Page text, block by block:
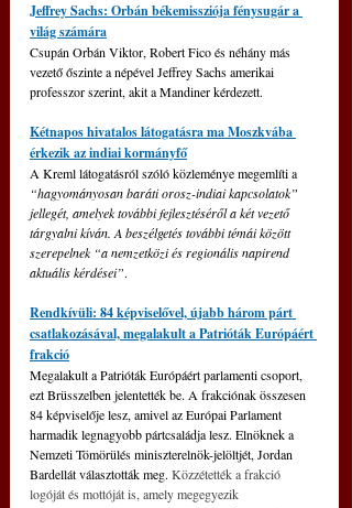
Jeffrey Sachs: Orbán békemissziója fénysugár a
világ számára
Csupán Orbán Viktor, Robert Fico és néhány más
vezető őszinte a népével Jeffrey Sachs amerikai
professzor szerint, akit a Mandiner kérdezett.
Kétnapos hivatalos látogatásra ma Moszkvába
érkezik az indiai kormányfő
A Kreml látogatásról szóló közleménye megemlíti a
“hagyományosan baráti orosz-indiai kapcsolatok”
jellegét, amelyek további fejlesztéséről a két vezető
tárgyalni kíván. A beszélgetés további témái között
szerepelnek “a nemzetközi és regionális napirend
aktuális kérdései”.
Rendkívüli: 84 képviselővel, újabb három párt
csatlakozásával, megalakult a Patrióták Európáért
frakció
Megalakult a Patrióták Európáért parlamenti csoport,
ezt Brüsszelben jelentették be. A frakciónak összesen
84 képviselője lesz, amivel az Európai Parlament
harmadik legnagyobb pártcsaládja lesz. Elnöknek a
Nemzeti Tömörülés miniszterelnök-jelöltjét, Jordan
Bardellát választották meg. Közzétették a frakció
logóját és mottóját is, amely megegyezik